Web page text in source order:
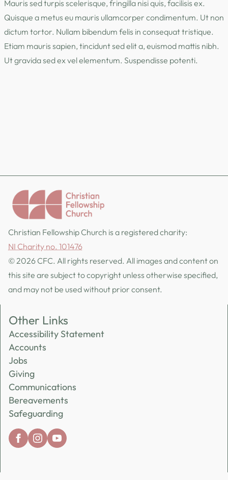
Mauris sed turpis scelerisque, fringilla nisi quis, facilisis ex.
Quisque a metus eu mauris ullamcorper condimentum. Ut non
dictum tortor. Nullam bibendum felis in consequat tristique.
Etiam mauris sapien, tincidunt sed elit a, euismod mattis nibh.
Ut gravida sed ex vel elementum. Suspendisse potenti.
Christian Fellowship Church is a registered charity:
NI Charity no. 101476
© 2026 CFC. All rights reserved. All images and content on
this site are subject to copyright unless otherwise specified,
and may not be used without prior consent.
Other Links
Accessibility Statement
Accounts
Jobs
Giving
Communications
Bereavements
Safeguarding